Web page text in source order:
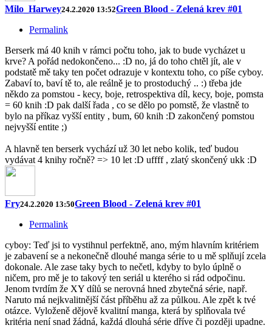
Milo_Harwey24.2.2020 13:52Green Blood - Zelená krev #01
Permalink
Berserk má 40 knih v rámci počtu toho, jak to bude vycházet u
krve? A pořád nedokončeno... :D no, já do toho chtěl jít, ale v
podstatě mě taky ten počet odrazuje v kontextu toho, co píše cyboy.
Zabaví to, baví tě to, ale reálně je to prostoduchý .. :) třeba jde
někdo za pomstou - kecy, boje, retrospektiva díl, kecy, boje, pomsta
= 60 knih :D pak další řada , co se dělo po pomstě, že vlastně to
bylo na příkaz vyšší entity , bum, 60 knih :D zakončený pomstou
nejvyšší entite ;)
A hlavně ten berserk vychází už 30 let nebo kolik, teď budou
vydávat 4 knihy ročně? => 10 let :D uffff , zlatý skončený ukk :D
Fry24.2.2020 13:50Green Blood - Zelená krev #01
Permalink
cyboy: Teď jsi to vystihnul perfektně, ano, mým hlavním kritériem
je zabavení se a nekonečně dlouhé manga série to u mě splňují zcela
dokonale. Ale zase taky bych to nečetl, kdyby to bylo úplně o
ničem, pro mě je to takový ten seriál u kterého si rád odpočinu.
Jenom tvrdím že XY dílů se nerovná hned zbytečná série, např.
Naruto má nejkvalitnější část příběhu až za půlkou. Ale zpět k tvé
otázce. Vyloženě dějově kvalitní manga, která by splňovala tvé
kritéria není snad žádná, každá dlouhá série dříve či později upadne.